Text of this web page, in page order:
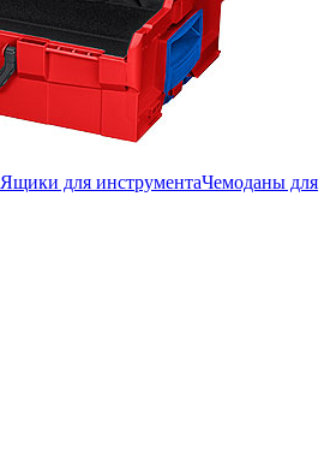
Ящики для инструментаЧемоданы для